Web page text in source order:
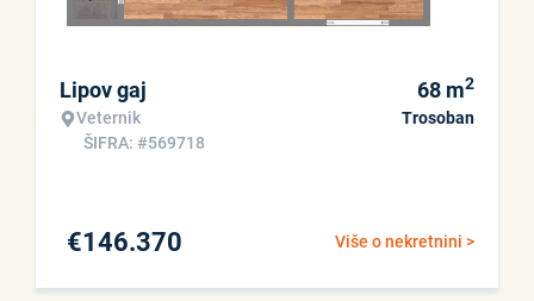
Lipov gaj
Veternik
ŠIFRA: #569718
68 m2
Trosoban
Više o nekretnini >
€146.370